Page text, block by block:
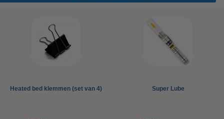
Heated bed klemmen (set van 4) Super Lube